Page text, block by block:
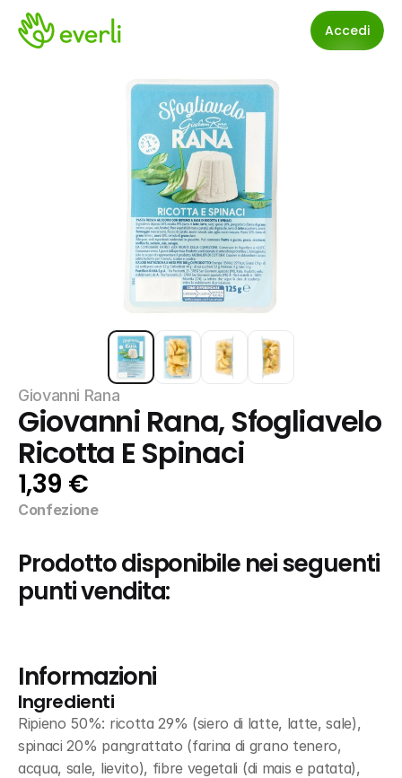
Accedi
Giovanni Rana
Giovanni Rana, Sfogliavelo
Ricotta E Spinaci
1,39 €
Confezione
Prodotto disponibile nei seguenti
punti vendita:
Informazioni
Ingredienti
Ripieno 50%: ricotta 29% (siero di latte, latte, sale),
spinaci 20% pangrattato (farina di grano tenero,
acqua, sale, lievito), fibre vegetali (di mais e patata),